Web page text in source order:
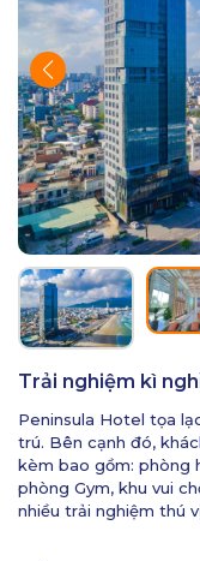
Trải nghiệm kì
Peninsula Hotel tọa
trú. Bên cạnh đó,
kèm bao gồm: phòng
phòng Gym, khu vui
nhiều trải nghiệm thú